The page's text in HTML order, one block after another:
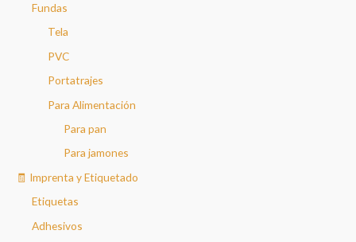
Fundas
Tela
PVC
Portatrajes
Para Alimentación
Para pan
Para jamones
🧾 Imprenta y Etiquetado
Etiquetas
Adhesivos